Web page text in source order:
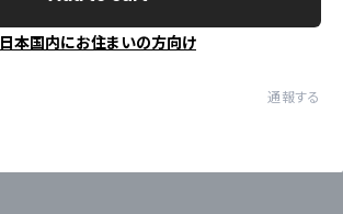
日本国内にお住まいの方向け
通報する